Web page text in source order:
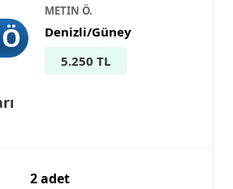
METIN Ö.
Denizli/Güney
5.250 TL
2 adet